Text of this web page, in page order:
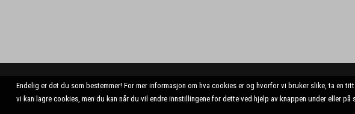
© 2020 El-tjeneste AS. Alle rettigheter reservert. Design avVinnVinn Reklame.Personvernerklæring|
Endelig er det du som bestemmer! For mer informasjon om hva cookies er og hvorfor vi bruker slike, ta en
vi kan lagre cookies, men du kan når du vil endre innstillingene for dette ved hjelp av knappen under eller på